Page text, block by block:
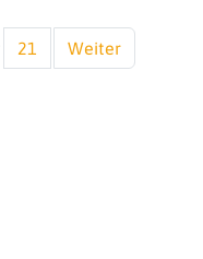
21 Weiter